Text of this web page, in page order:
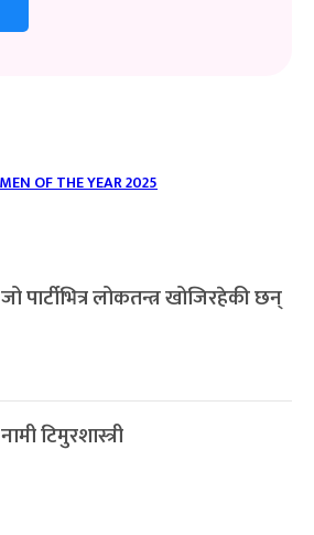
जो पार्टीभित्र लोकतन्त्र खोजिरहेकी छन्
नामी टिमुरशास्त्री